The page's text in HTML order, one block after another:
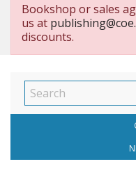
Bookshop or sales
us at
discounts.